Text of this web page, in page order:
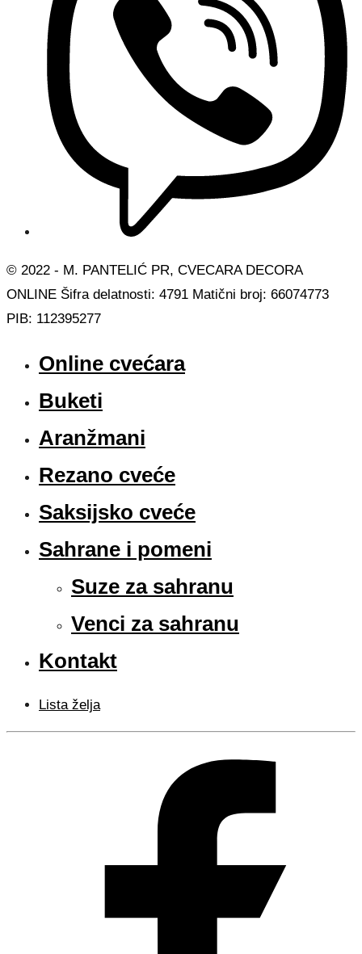
© 2022 - M. PANTELIĆ PR, CVECARA DECORA
ONLINE Šifra delatnosti: 4791 Matični broj: 66074773
PIB: 112395277
Online cvećara
Buketi
Aranžmani
Rezano cveće
Saksijsko cveće
Sahrane i pomeni
Suze za sahranu
Venci za sahranu
Kontakt
Lista želja